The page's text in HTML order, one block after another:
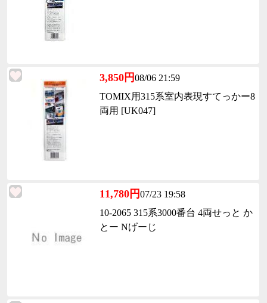
3,850円08/06 21:59
TOMIX用315系室内表現すてっかー8
両用 [UK047]
11,780円07/23 19:58
10-2065 315系3000番台 4両せっと か
とー Nげーじ